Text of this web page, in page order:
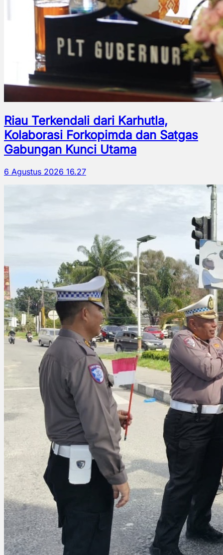
Riau Terkendali dari Karhutla,
Kolaborasi Forkopimda dan Satgas
Gabungan Kunci Utama
6 Agustus 2026 16.27